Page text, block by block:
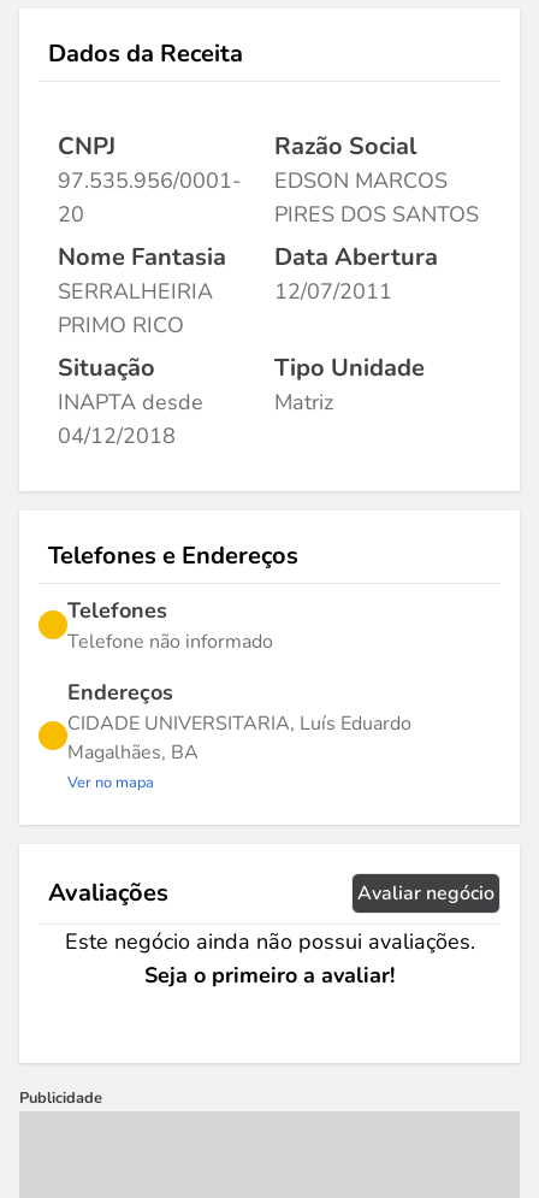
Dados da Receita
CNPJ
97.535.956/0001-
20
Razão Social
EDSON MARCOS
PIRES DOS SANTOS
Nome Fantasia
SERRALHEIRIA
PRIMO RICO
Data Abertura
12/07/2011
Situação
INAPTA desde
04/12/2018
Tipo Unidade
Matriz
Telefones e Endereços
Telefones
Telefone não informado
Endereços
CIDADE UNIVERSITARIA, Luís Eduardo
Magalhães, BA
Ver no mapa
Avaliações Avaliar negócio
Este negócio ainda não possui avaliações.
Seja o primeiro a avaliar!
Publicidade